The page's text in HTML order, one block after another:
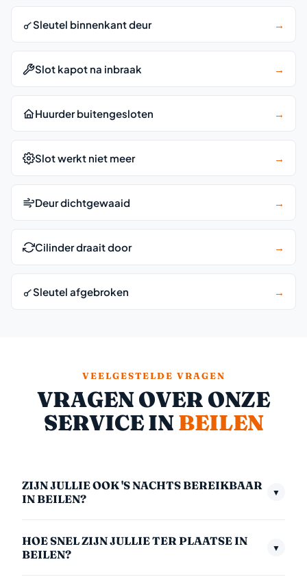
Sleutel binnenkant deur →
Slot kapot na inbraak →
Huurder buitengesloten →
Slot werkt niet meer →
Deur dichtgewaaid →
Cilinder draait door →
Sleutel afgebroken →
VEELGESTELDE VRAGEN
VRAGEN OVER ONZE
SERVICE INBEILEN
ZIJN JULLIE OOK 'S NACHTS BEREIKBAAR
IN BEILEN?
▼
in het weekend en op feestdagen. Het nachttarief
HOE SNEL ZIJN JULLIE TER PLAATSE IN
BEILEN?
▼